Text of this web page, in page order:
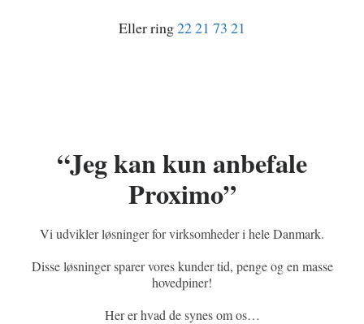
Eller ring22 21 73 21
“Jeg kan kun anbefale
Proximo”
Vi udvikler løsninger for virksomheder i hele Danmark.
Disse løsninger sparer vores kunder tid, penge og en masse
hovedpiner!
Her er hvad de synes om os…